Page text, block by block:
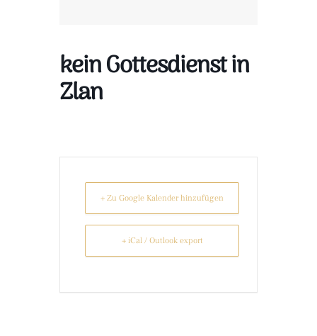
kein Gottesdienst in
Zlan
+ Zu Google Kalender hinzufügen
+ iCal / Outlook export